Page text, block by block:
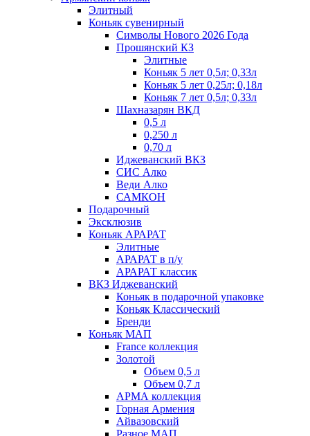
Элитный
Коньяк сувенирный
Символы Нового 2026 Года
Прошянский КЗ
Элитные
Коньяк 5 лет 0,5л; 0,33л
Коньяк 5 лет 0,25л; 0,18л
Коньяк 7 лет 0,5л; 0,33л
Шахназарян ВКД
0,5 л
0,250 л
0,70 л
Иджеванский ВКЗ
СИС Алко
Веди Алко
САМКОН
Подарочный
Эксклюзив
Коньяк АРАРАТ
Элитные
АРАРАТ в п/у
АРАРАТ классик
ВКЗ Иджеванский
Коньяк в подарочной упаковке
Коньяк Классический
Бренди
Коньяк МАП
France коллекция
Золотой
Объем 0,5 л
Объем 0,7 л
АРМА коллекция
Горная Армения
Айвазовский
Разное МАП